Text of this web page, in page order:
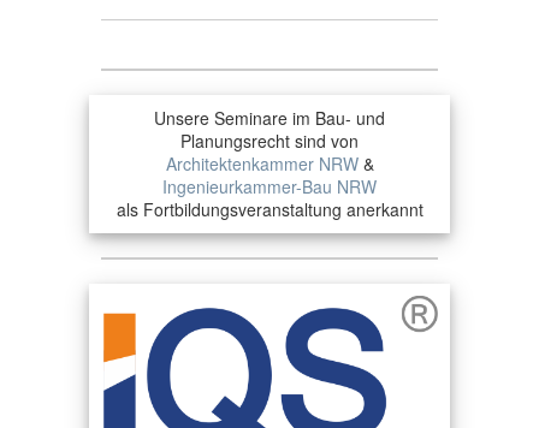
Unsere Seminare im Bau- und
Planungsrecht sind von
Architektenkammer NRW&
Ingenieurkammer-Bau NRW
als Fortbildungsveranstaltung anerkannt